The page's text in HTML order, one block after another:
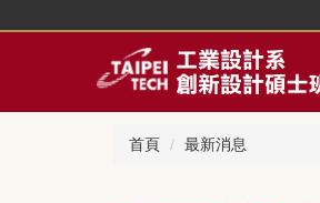
內
首頁 最新消息